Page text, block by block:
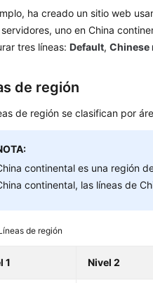
ha creado un sitio web
uno en China
tres líneas:Default,Chinese
de región
de región se clasifican por
continental es una región
continental, las líneas de
de región
1 Nivel 2